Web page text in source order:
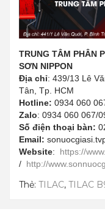
TRUNG TÂM PHÂN
SƠN NIPPON
Địa chỉ: 439/13 Lê
Tân, Tp. HCM
Hotline: 0934 060
Zalo: 0934 060 067/
Số điện thoại bàn:
Email:
Website: https://
/ http://
Thẻ: TILAC, TILAC